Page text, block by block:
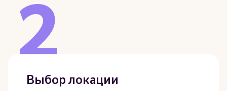
2
Выбор локации